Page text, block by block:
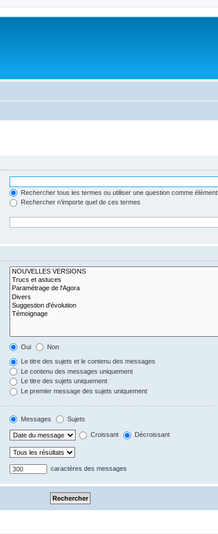
Rechercher tous les termes ou utiliser une question comme élément
Rechercher n’importe quel de ces termes
Oui Non
Le titre des sujets et le contenu des messages
Le contenu des messages uniquement
Le titre des sujets uniquement
Le premier message des sujets uniquement
Messages Sujets
Croissant Décroissant
caractères des messages